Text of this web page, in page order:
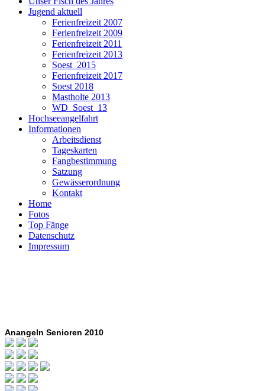
Jugend aktuell
Ferienfreizeit 2007
Ferienfreizeit 2009
Ferienfreizeit 2011
Ferienfreizeit 2013
Soest_2015
Ferienfreizeit 2017
Soest 2018
Mastholte 2013
WD_Soest_13
Hochseeangelfahrt
Informationen
Arbeitsdienst
Tageskarten
Fangbestimmung
Satzung
Gewässerordnung
Kontakt
Home
Fotos
Top Fänge
Datenschutz
Impressum
Anangeln Senioren 2010